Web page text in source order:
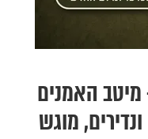
מיטב האמנים
מוגש